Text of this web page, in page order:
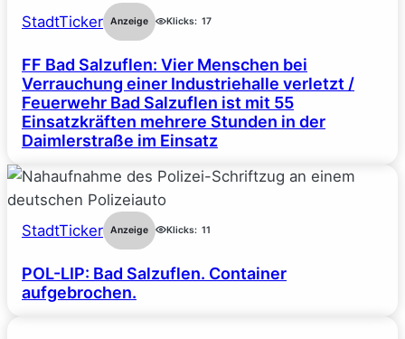
StadtTicker Anzeige Klicks: 17
FF Bad Salzuflen: Vier Menschen bei
Verrauchung einer Industriehalle verletzt /
Feuerwehr Bad Salzuflen ist mit 55
Einsatzkräften mehrere Stunden in der
Daimlerstraße im Einsatz
StadtTicker Anzeige Klicks: 11
POL-LIP: Bad Salzuflen. Container
aufgebrochen.